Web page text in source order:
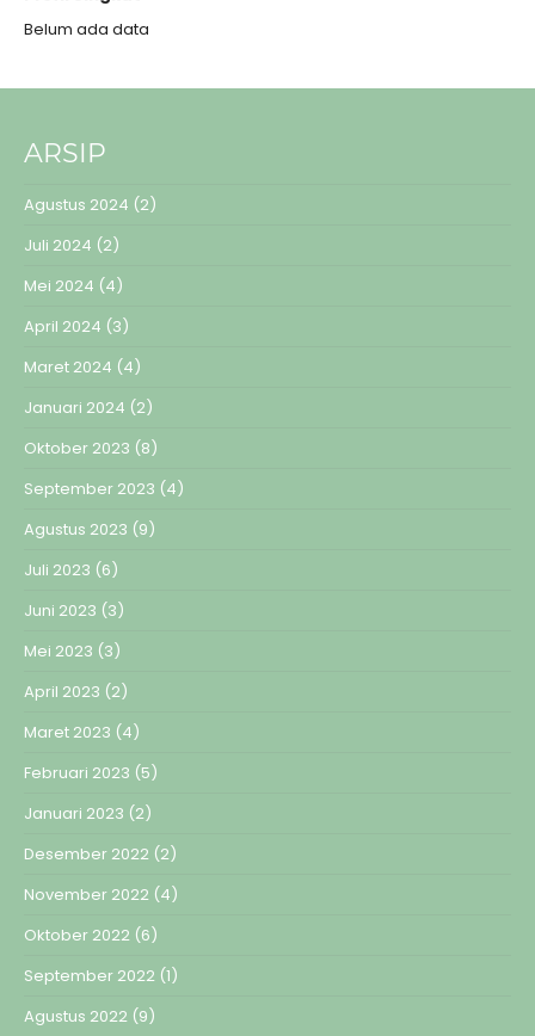
Belum ada data
ARSIP
Agustus 2024 (2)
Juli 2024 (2)
Mei 2024 (4)
April 2024 (3)
Maret 2024 (4)
Januari 2024 (2)
Oktober 2023 (8)
September 2023 (4)
Agustus 2023 (9)
Juli 2023 (6)
Juni 2023 (3)
Mei 2023 (3)
April 2023 (2)
Maret 2023 (4)
Februari 2023 (5)
Januari 2023 (2)
Desember 2022 (2)
November 2022 (4)
Oktober 2022 (6)
September 2022 (1)
Agustus 2022 (9)